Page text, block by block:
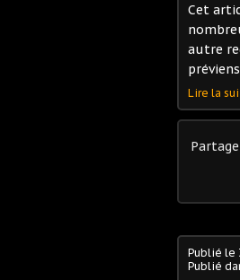
Cet
autre
Lire la
Publié le
Publié